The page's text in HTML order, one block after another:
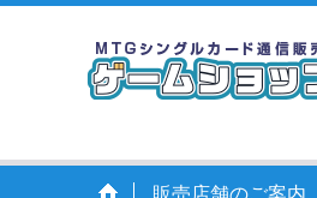
販売店舗のご案内